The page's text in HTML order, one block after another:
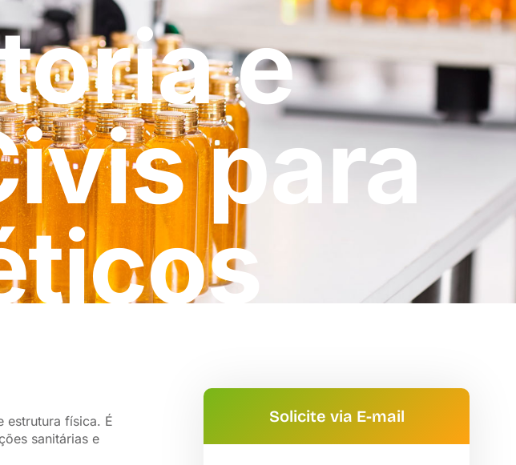
e
para
estrutura física. É
sanitárias e
Solicite via E-mail